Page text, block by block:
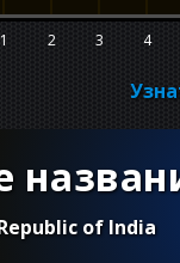
1 2 3 4
of India